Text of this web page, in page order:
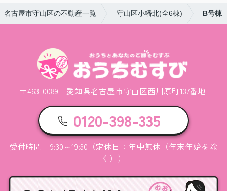
名古屋市守山区の不動産一覧 守山区小幡北(全6棟) B号棟
〒463-0089 愛知県名古屋市守山区西川原町137番地
0120-398-335
受付時間 9:30～19:30（定休日：年中無休（年末年始を除
く））